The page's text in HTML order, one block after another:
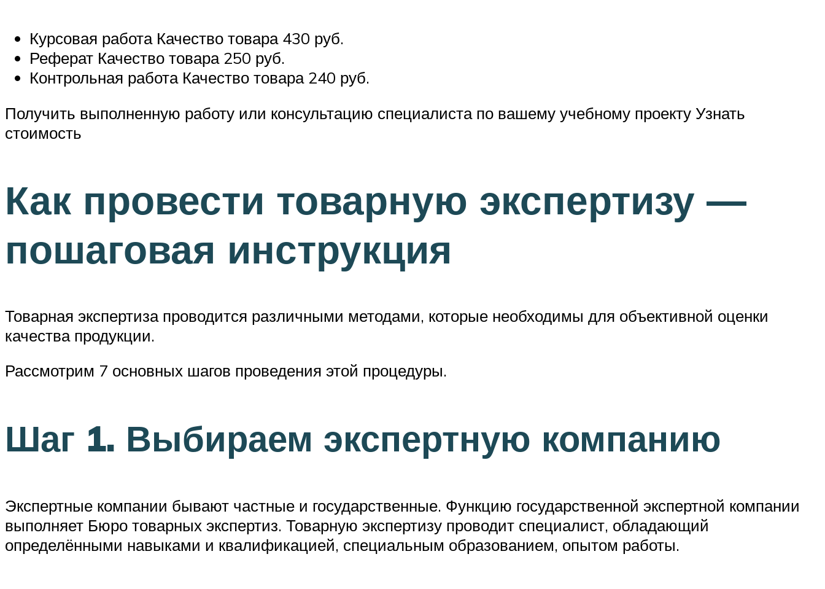
Курсовая работа Качество товара 430 руб.
Реферат Качество товара 250 руб.
Контрольная работа Качество товара 240 руб.
Получить выполненную работу или консультацию специалиста по вашему учебному проекту Узнать
стоимость
Как провести товарную экспертизу —
пошаговая инструкция
Товарная экспертиза проводится различными методами, которые необходимы для объективной оценки
качества продукции.
Рассмотрим 7 основных шагов проведения этой процедуры.
Шаг 1. Выбираем экспертную компанию
Экспертные компании бывают частные и государственные. Функцию государственной экспертной компании
выполняет Бюро товарных экспертиз. Товарную экспертизу проводит специалист, обладающий
определёнными навыками и квалификацией, специальным образованием, опытом работы.